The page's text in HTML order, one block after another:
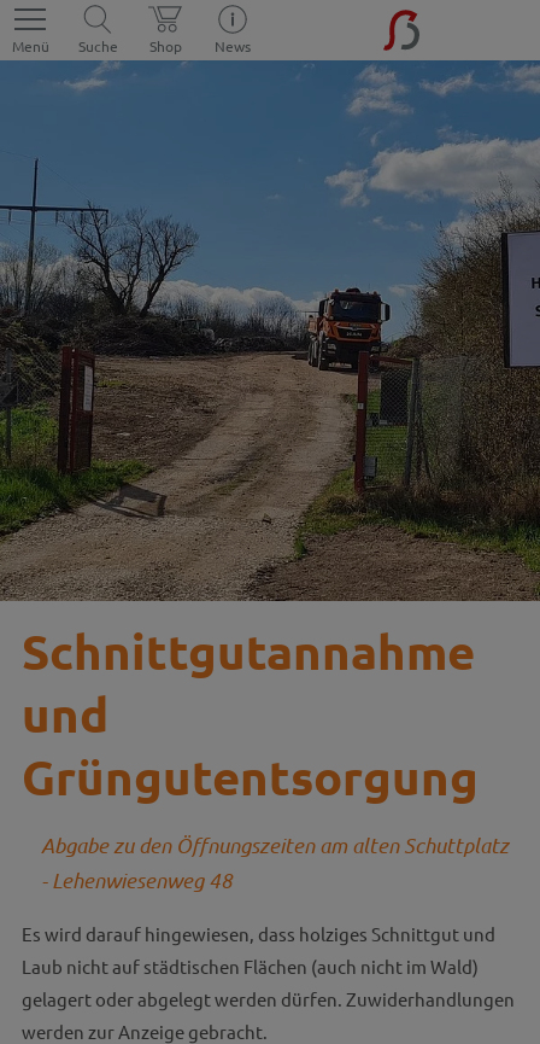
Menü Suche Shop News
Schnittgutannahme
und
Grüngutentsorgung
Abgabe zu den Öffnungszeiten am alten Schuttplatz
- Lehenwiesenweg 48
Es wird darauf hingewiesen, dass holziges Schnittgut und
Laub nicht auf städtischen Flächen (auch nicht im Wald)
gelagert oder abgelegt werden dürfen. Zuwiderhandlungen
werden zur Anzeige gebracht.